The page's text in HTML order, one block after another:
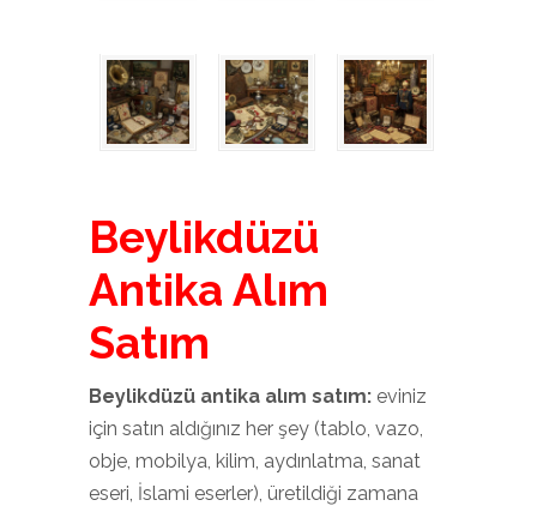
Beylikdüzü
Antika Alım
Satım
Beylikdüzü antika alım satım: eviniz
için satın aldığınız her şey (tablo, vazo,
obje, mobilya, kilim, aydınlatma, sanat
eseri, İslami eserler), üretildiği zamana